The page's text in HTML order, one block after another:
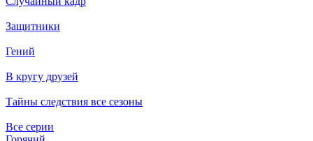
Защитники
Гений
В кругу друзей
Тайны следствия все сезоны
Все серии